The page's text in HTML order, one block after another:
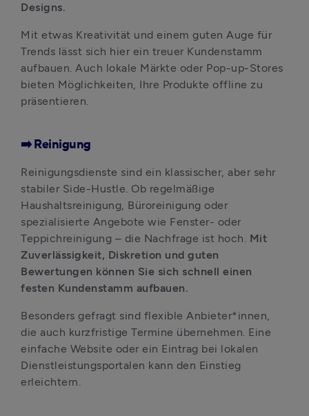
Designs.
Mit etwas Kreativität und einem guten Auge für
Trends lässt sich hier ein treuer Kundenstamm
aufbauen. Auch lokale Märkte oder Pop-up-Stores
bieten Möglichkeiten, Ihre Produkte offline zu
präsentieren.
➡️ Reinigung
Reinigungsdienste sind ein klassischer, aber sehr
stabiler Side-Hustle. Ob regelmäßige
Haushaltsreinigung, Büroreinigung oder
spezialisierte Angebote wie Fenster- oder
Teppichreinigung – die Nachfrage ist hoch. Mit
Zuverlässigkeit, Diskretion und guten
Bewertungen können Sie sich schnell einen
festen Kundenstamm aufbauen.
Besonders gefragt sind flexible Anbieter*innen,
die auch kurzfristige Termine übernehmen. Eine
einfache Website oder ein Eintrag bei lokalen
Dienstleistungsportalen kann den Einstieg
erleichtern.